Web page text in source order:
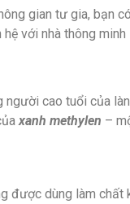
gian tư gia, bạn
hệ với nhà thông minh
cao tuổi của
xanh methylen –
được dùng làm